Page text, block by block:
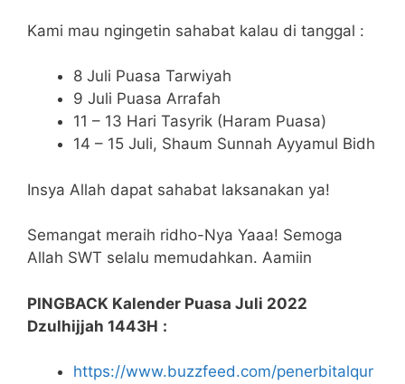
Kami mau ngingetin sahabat kalau di tanggal :
8 Juli Puasa Tarwiyah
9 Juli Puasa Arrafah
11 – 13 Hari Tasyrik (Haram Puasa)
14 – 15 Juli, Shaum Sunnah Ayyamul Bidh
Insya Allah dapat sahabat laksanakan ya!
Semangat meraih ridho-Nya Yaaa! Semoga
Allah SWT selalu memudahkan. Aamiin
PINGBACK Kalender Puasa Juli 2022
Dzulhijjah 1443H :
https://www.buzzfeed.com/penerbitalqur